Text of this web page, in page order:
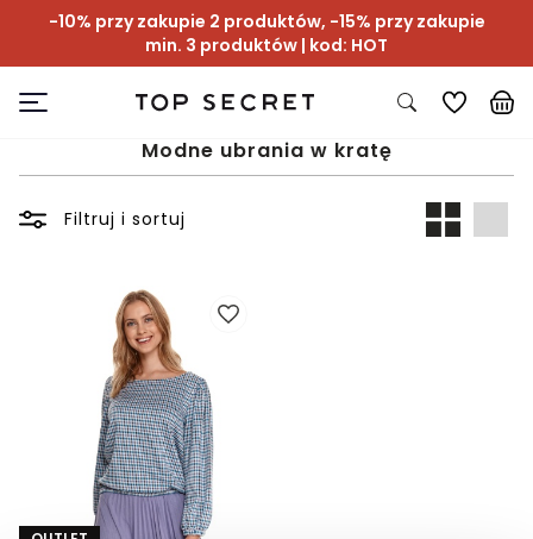
-10% przy zakupie 2 produktów, -15% przy zakupie
min. 3 produktów | kod: HOT
Modne ubrania w kratę
Filtruj i sortuj